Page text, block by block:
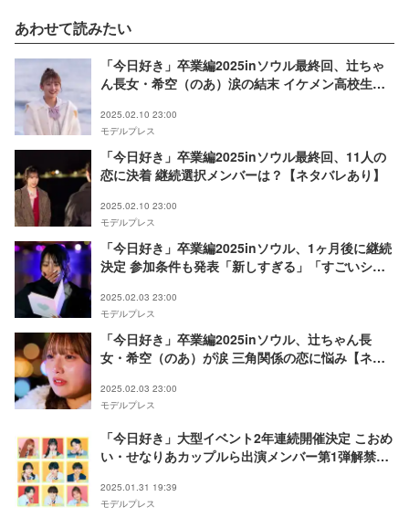
あわせて読みたい
「今日好き」卒業編2025inソウル最終回、辻ちゃ
ん長女・希空（のあ）涙の結末 イケメン高校生と
2025.02.10 23:00
モデルプレス
「今日好き」卒業編2025inソウル最終回、11人の
恋に決着 継続選択メンバーは？【ネタバレあり】
2025.02.10 23:00
モデルプレス
「今日好き」卒業編2025inソウル、1ヶ月後に継続
決定 参加条件も発表「新しすぎる」「すごいシス
2025.02.03 23:00
モデルプレス
「今日好き」卒業編2025inソウル、辻ちゃん長
女・希空（のあ）が涙 三角関係の恋に悩み【ネタ
2025.02.03 23:00
モデルプレス
「今日好き」大型イベント2年連続開催決定 こおめ
い・せなりあカップルら出演メンバー第1弾解禁
2025.01.31 19:39
モデルプレス